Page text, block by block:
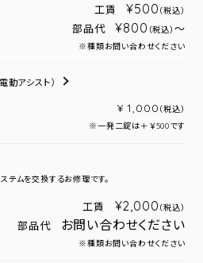
工賃 ¥500 （税込）
部品代 ¥800 （税込） ～
※種類お問い合わせください
電動アシスト）
¥ 1,000 （税込）
※一発二錠は＋￥500です
テムを交換するお修理です。
工賃 ¥2,000 （税込）
部品代 お問い合わせください
※種類お問い合わせください